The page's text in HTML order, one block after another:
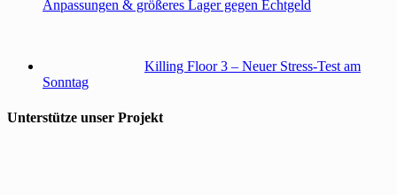
Anpassungen & größeres Lager gegen Echtgeld
Killing Floor 3 – Neuer Stress-Test am
Sonntag
Unterstütze unser Projekt